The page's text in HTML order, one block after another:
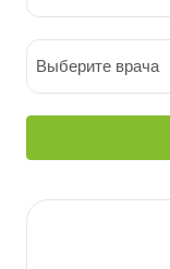
Выберите врача